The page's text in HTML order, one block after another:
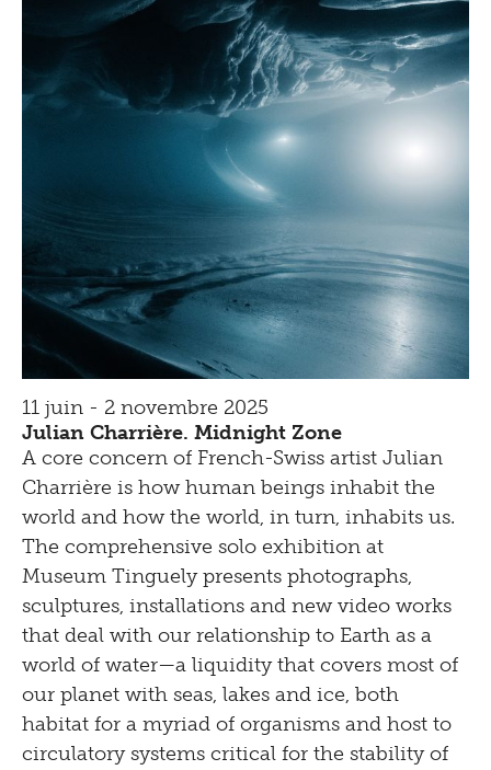
11 juin - 2 novembre 2025
Julian Charrière. Midnight Zone
A core concern of French-Swiss artist Julian
Charrière is how human beings inhabit the
world and how the world, in turn, inhabits us.
The comprehensive solo exhibition at
Museum Tinguely presents photographs,
sculptures, installations and new video works
that deal with our relationship to Earth as a
world of water—a liquidity that covers most of
our planet with seas, lakes and ice, both
habitat for a myriad of organisms and host to
circulatory systems critical for the stability of